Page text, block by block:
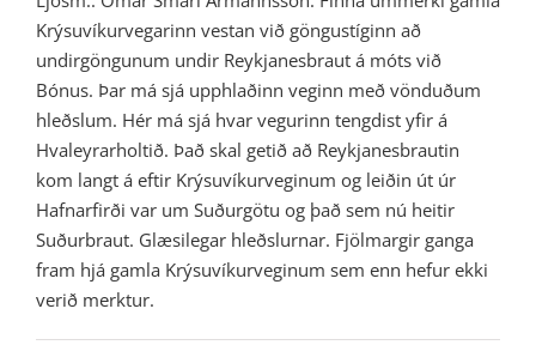
Krýsuvíkurvegarinn vestan við göngustíginn að
undirgöngunum undir Reykjanesbraut á móts við
Bónus. Þar má sjá upphlaðinn veginn með vönduðum
hleðslum. Hér má sjá hvar vegurinn tengdist yfir á
Hvaleyrarholtið. Það skal getið að Reykjanesbrautin
kom langt á eftir Krýsuvíkurveginum og leiðin út úr
Hafnarfirði var um Suðurgötu og það sem nú heitir
Suðurbraut. Glæsilegar hleðslurnar. Fjölmargir ganga
fram hjá gamla Krýsuvíkurveginum sem enn hefur ekki
verið merktur.